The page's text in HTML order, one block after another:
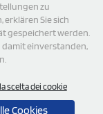
zu
erklären Sie sich
gespeichert werden.
damit einverstanden,
scelta dei cookie
Cookies
-